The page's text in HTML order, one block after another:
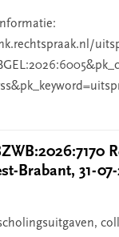
Brabant, 31-